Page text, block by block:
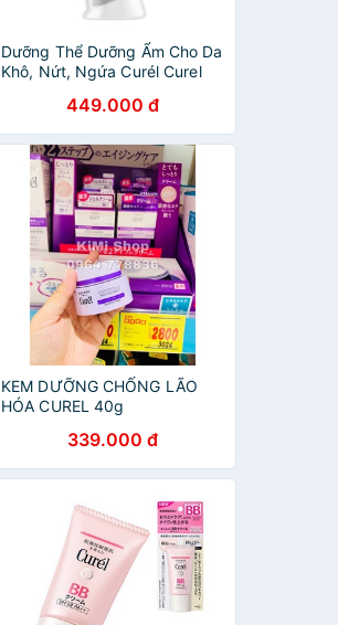
Dưỡng Thể Dưỡng Ẩm Cho Da
Khô, Nứt, Ngứa Curél Curel
449.000 đ
KEM DƯỠNG CHỐNG LÃO
HÓA CUREL 40g
339.000 đ